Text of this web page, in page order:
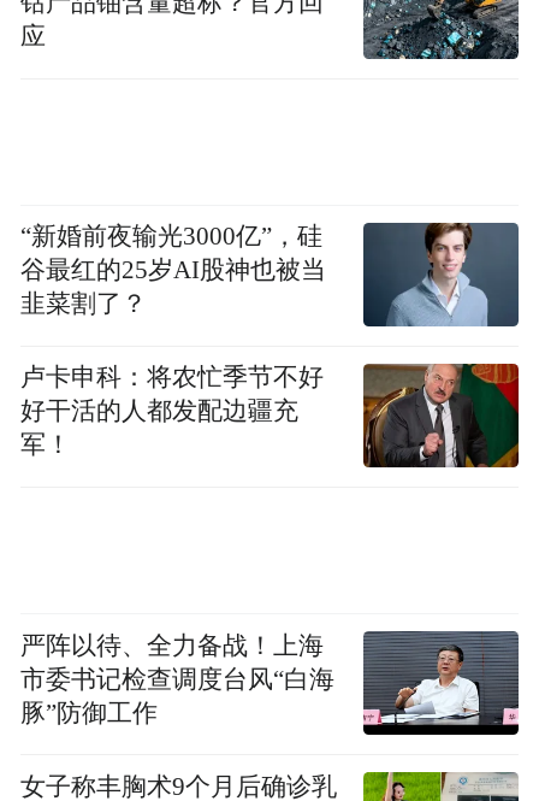
应
“新婚前夜输光3000亿”，硅
谷最红的25岁AI股神也被当
韭菜割了？
卢卡申科：将农忙季节不好
好干活的人都发配边疆充
军！
严阵以待、全力备战！上海
市委书记检查调度台风“白海
豚”防御工作
女子称丰胸术9个月后确诊乳